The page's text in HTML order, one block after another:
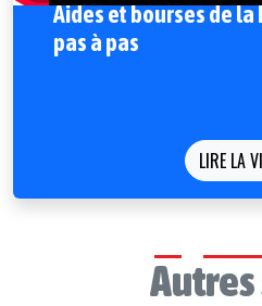
Aides et bourses de la
pas à pas
LIRE LA